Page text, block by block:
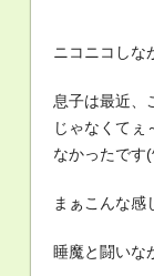
ニコニコしな
息子は最近、
じゃなくてぇ
なかったです
まぁこんな感
睡魔と闘いな